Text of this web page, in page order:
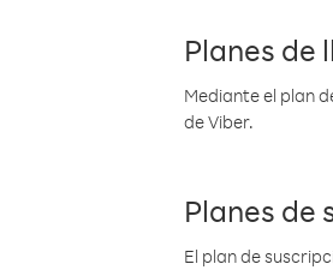
Planes de
Mediante el plan
de Viber.
Planes de
El plan de